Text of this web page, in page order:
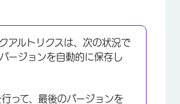
クアルトリクスは、次の状況で
ージョンを自動的に保存し
って、最後のバージョンを